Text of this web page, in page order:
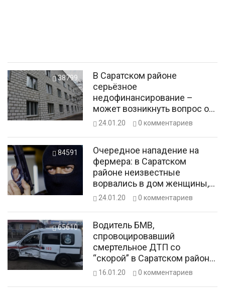
38799
В Саратском районе
серьёзное
недофинансирование –
может возникнуть вопрос о
спасении районной
24.01.20 0 комментариев
84591
Очередное нападение на
фермера: в Саратском
районе неизвестные
ворвались в дом женщины,
которая руководит
24.01.20 0 комментариев
65610
Водитель БМВ,
спровоцировавший
смертельное ДТП со
“скорой” в Саратском районе,
арестован
16.01.20 0 комментариев